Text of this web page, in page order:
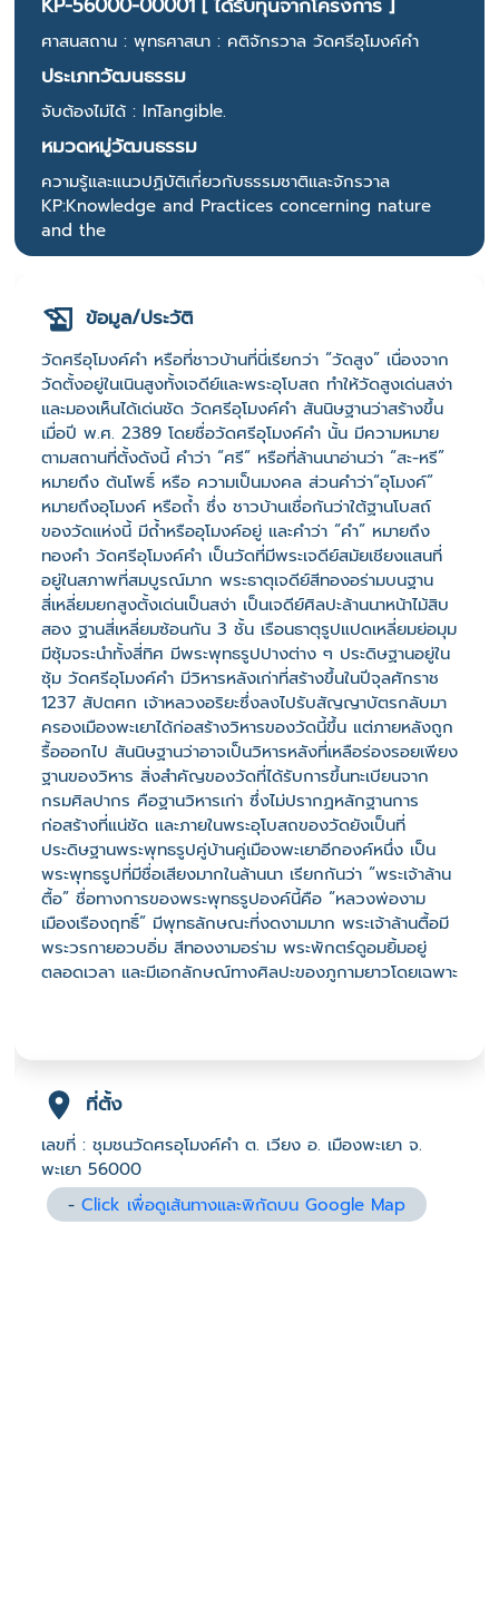
ศาสนสถาน : พุทธศาสนา : คติจักรวาล วัดศรีอุโมงค์คำ
ประเภทวัฒนธรรม
จับต้องไม่ได้ : InTangible.
หมวดหมู่วัฒนธรรม
ความรู้และแนวปฏิบัติเกี่ยวกับธรรมชาติและจักรวาล
KP:Knowledge and Practices concerning nature
and the
ข้อมูล/ประวัติ
วัดศรีอุโมงค์คำ หรือที่ชาวบ้านที่นี่เรียกว่า “วัดสูง” เนื่องจาก
วัดตั้งอยู่ในเนินสูงทั้งเจดีย์และพระอุโบสถ ทำให้วัดสูงเด่นสง่า
และมองเห็นได้เด่นชัด วัดศรีอุโมงค์คำ สันนิษฐานว่าสร้างขึ้น
เมื่อปี พ.ศ. 2389 โดยชื่อวัดศรีอุโมงค์คำ นั้น มีความหมาย
ตามสถานที่ตั้งดังนี้ คำว่า “ศรี” หรือที่ล้านนาอ่านว่า “สะ-หรี”
หมายถึง ต้นโพธิ์ หรือ ความเป็นมงคล ส่วนคำว่า“อุโมงค์”
หมายถึงอุโมงค์ หรือถ้ำ ซึ่ง ชาวบ้านเชื่อกันว่าใต้ฐานโบสถ์
ของวัดแห่งนี้ มีถ้ำหรืออุโมงค์อยู่ และคำว่า “คำ” หมายถึง
ทองคำ วัดศรีอุโมงค์คำ เป็นวัดที่มีพระเจดีย์สมัยเชียงแสนที่
อยู่ในสภาพที่สมบูรณ์มาก พระธาตุเจดีย์สีทองอร่ามบนฐาน
สี่เหลี่ยมยกสูงตั้งเด่นเป็นสง่า เป็นเจดีย์ศิลปะล้านนาหน้าไม้สิบ
สอง ฐานสี่เหลี่ยมซ้อนกัน 3 ชั้น เรือนธาตุรูปแปดเหลี่ยมย่อมุม
มีซุ้มจระนำทั้งสี่ทิศ มีพระพุทธรูปปางต่าง ๆ ประดิษฐานอยู่ใน
ซุ้ม วัดศรีอุโมงค์คำ มีวิหารหลังเก่าที่สร้างขึ้นในปีจุลศักราช
1237 สัปตศก เจ้าหลวงอริยะซึ่งลงไปรับสัญญาบัตรกลับมา
ครองเมืองพะเยาได้ก่อสร้างวิหารของวัดนี้ขึ้น แต่ภายหลังถูก
รื้อออกไป สันนิษฐานว่าอาจเป็นวิหารหลังที่เหลือร่องรอยเพียง
ฐานของวิหาร สิ่งสำคัญของวัดที่ได้รับการขึ้นทะเบียนจาก
กรมศิลปากร คือฐานวิหารเก่า ซึ่งไม่ปรากฏหลักฐานการ
ก่อสร้างที่แน่ชัด และภายในพระอุโบสถของวัดยังเป็นที่
ประดิษฐานพระพุทธรูปคู่บ้านคู่เมืองพะเยาอีกองค์หนึ่ง เป็น
พระพุทธรูปที่มีชื่อเสียงมากในล้านนา เรียกกันว่า “พระเจ้าล้าน
ตื้อ” ชื่อทางการของพระพุทธรูปองค์นี้คือ “หลวงพ่องาม
เมืองเรืองฤทธิ์” มีพุทธลักษณะที่งดงามมาก พระเจ้าล้านตื้อมี
พระวรกายอวบอิ่ม สีทองงามอร่าม พระพักตร์ดูอมยิ้มอยู่
ตลอดเวลา และมีเอกลักษณ์ทางศิลปะของภูกามยาวโดยเฉพาะ
ที่ตั้ง
เลขที่ : ชุมชนวัดศรอุโมงค์คำ ต. เวียง อ. เมืองพะเยา จ.
พะเยา 56000
-Click เพื่อดูเส้นทางและพิกัดบน Google Map